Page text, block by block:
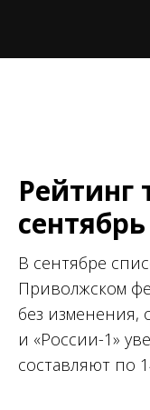
Рейтинг
В сентябре
Приволжском
без изменения,
и «России-1»
составляют по